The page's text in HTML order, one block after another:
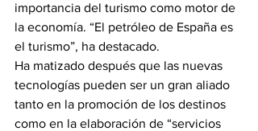
importancia del turismo como motor de
la economía. “El petróleo de España es
el turismo”, ha destacado.
Ha matizado después que las nuevas
tecnologías pueden ser un gran aliado
tanto en la promoción de los destinos
como en la elaboración de “servicios